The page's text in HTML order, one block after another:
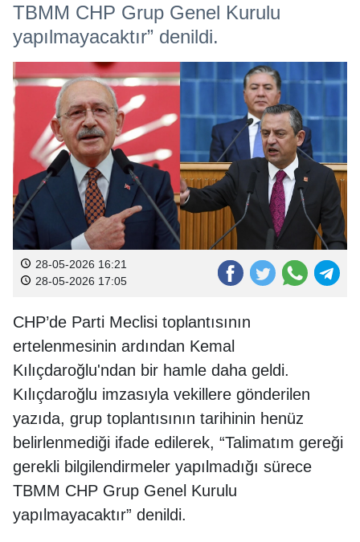
TBMM CHP Grup Genel Kurulu
yapılmayacaktır” denildi.
28-05-2026 16:21
28-05-2026 17:05
CHP’de Parti Meclisi toplantısının
ertelenmesinin ardından Kemal
Kılıçdaroğlu'ndan bir hamle daha geldi.
Kılıçdaroğlu imzasıyla vekillere gönderilen
yazıda, grup toplantısının tarihinin henüz
belirlenmediği ifade edilerek, “Talimatım gereği
gerekli bilgilendirmeler yapılmadığı sürece
TBMM CHP Grup Genel Kurulu
yapılmayacaktır” denildi.